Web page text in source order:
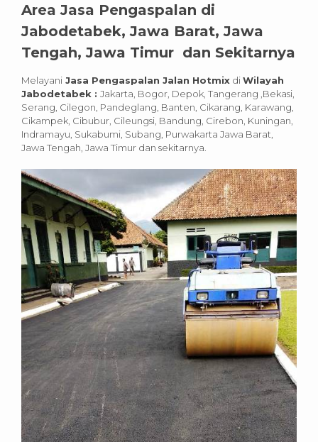
Area Jasa Pengaspalan di
Jabodetabek, Jawa Barat, Jawa
Tengah, Jawa Timur dan Sekitarnya
Melayani Jasa Pengaspalan Jalan Hotmix di Wilayah
Jabodetabek : Jakarta, Bogor, Depok, Tangerang ,Bekasi,
Serang, Cilegon, Pandeglang, Banten, Cikarang, Karawang,
Cikampek, Cibubur, Cileungsi, Bandung, Cirebon, Kuningan,
Indramayu, Sukabumi, Subang, Purwakarta Jawa Barat,
Jawa Tengah, Jawa Timur dan sekitarnya.